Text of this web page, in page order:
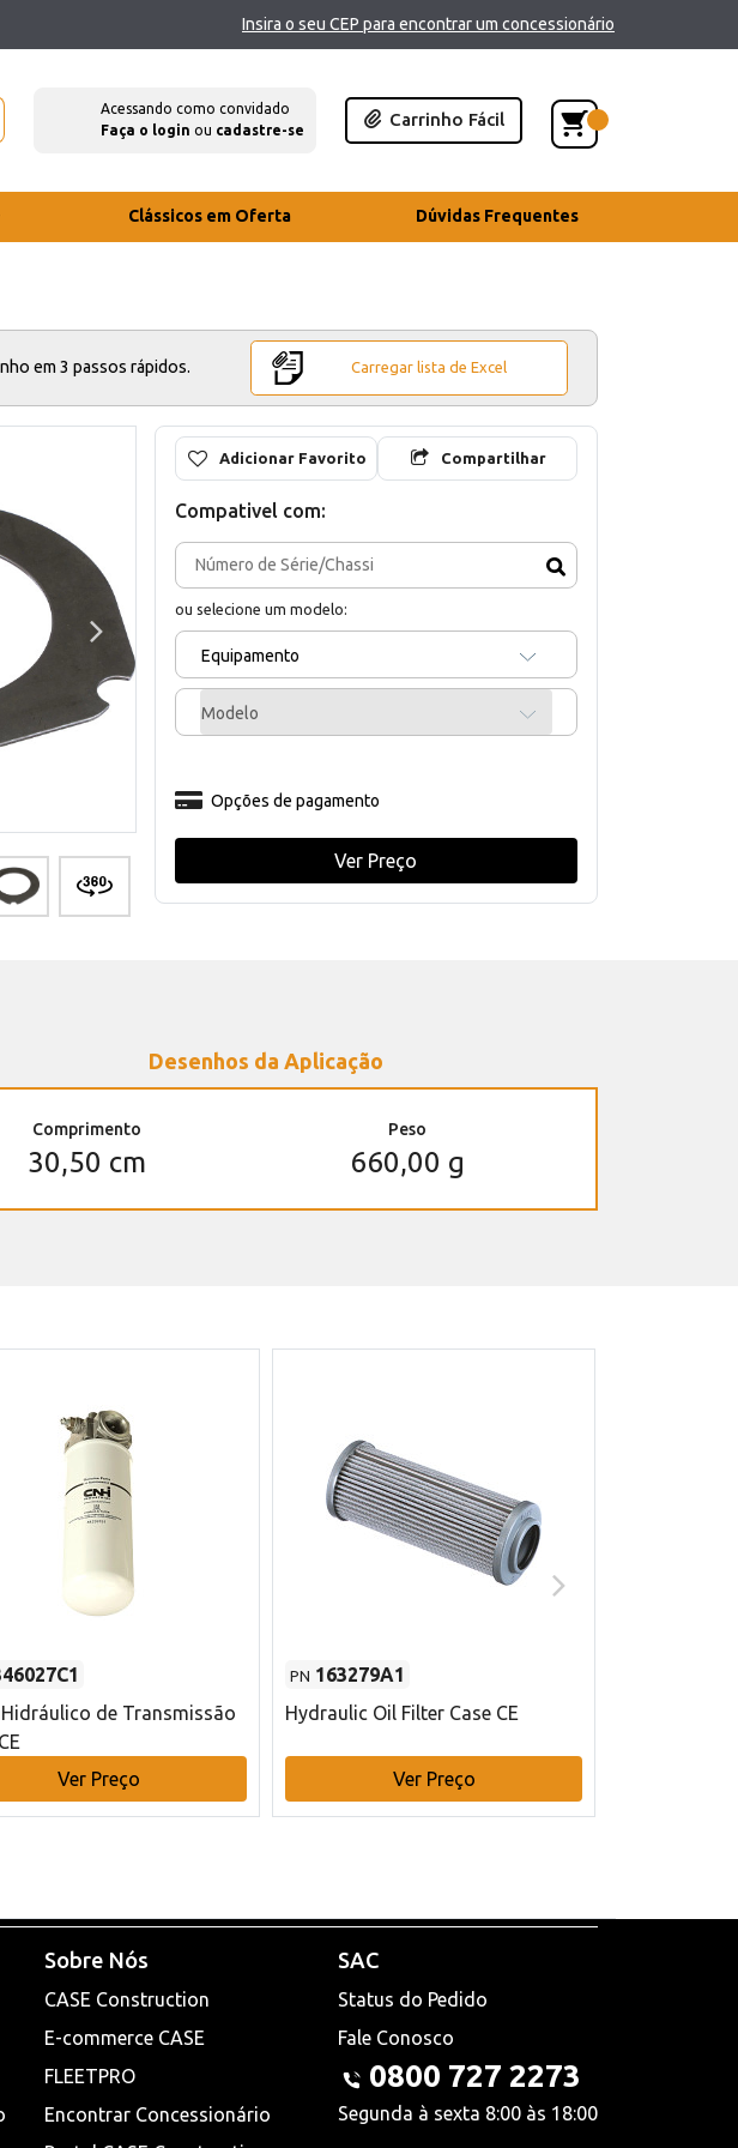
Insira o seu CEP para encontrar um concessionário
Acessando como convidado
Faça o login ou cadastre-se
Carrinho Fácil
Clássicos em Oferta Dúvidas Frequentes
em 3 passos rápidos. Carregar lista de Excel
Adicionar Favorito Compartilhar
Compativel com:
ou selecione um modelo:
Equipamento
Modelo
Opções de pagamento
Ver Preço
Desenhos da Aplicação
Comprimento
30,50 cm
Peso
660,00 g
de Transmissão
Ver Preço
PN 163279A1
Hydraulic Oil Filter Case CE
Ver Preço
Sobre Nós
CASE Construction
E-commerce CASE
FLEETPRO
Encontrar Concessionário
SAC
Status do Pedido
Fale Conosco
0800 727 2273
Segunda à sexta 8:00 às 18:00